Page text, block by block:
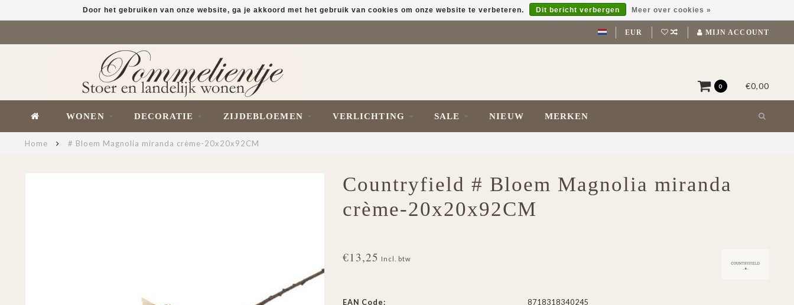
EUR MIJN ACCOUNT
0 €0,00
WONEN DECORATIE ZIJDEBLOEMEN VERLICHTING SALE NIEUW MERKEN
Home # Bloem Magnolia miranda crème-20x20x92CM
Countryfield # Bloem Magnolia miranda
crème-20x20x92CM
€13,25 Incl. btw
EAN Code:
8718318340245
Door het gebruiken van onze website, ga je akkoord met het gebruik van cookies om onze website te verbeteren. Dit bericht verbergen Meer over cookies »